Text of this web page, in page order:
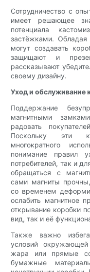
Сотрудничество с
имеет решающее
потенциала
застёжками.
могут создавать
защищают и
рассказывают
своему дизайну.
Уход и обслуживание
Поддержание
магнитными
радовать
Поскольку эти
многократного
понимание правил
потребителей, так и
обращаться с
сами магниты
со временем
ослабить магнитное
открывание коробки
вид, так и её
Также важно
условий
жара или прямые
бумажные